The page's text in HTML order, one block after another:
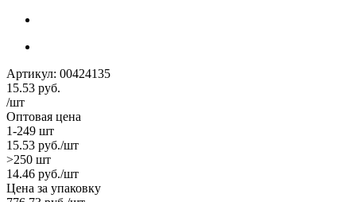
Артикул: 00424135
15.53 руб.
/шт
Оптовая цена
1-249 шт
15.53 руб./шт
>250 шт
14.46 руб./шт
Цена за упаковку